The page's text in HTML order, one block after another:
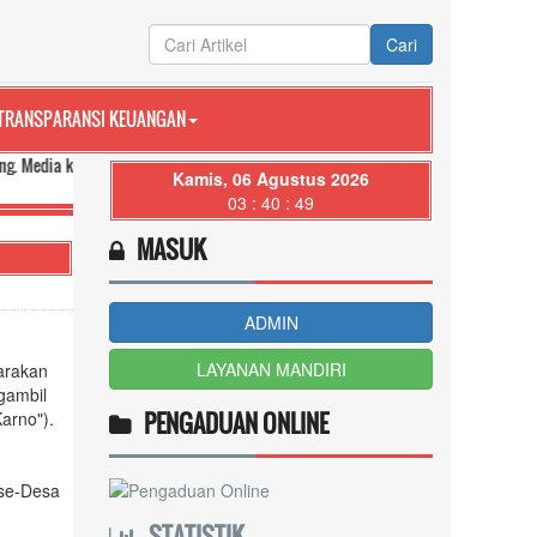
Cari
KEUANGAN
dan transparansi Pemerintah Desa Tegak untuk seluruh masyarakat.
Desa
Kamis, 06 Agustus 2026
03 : 40 : 50
MASUK
ADMIN
LAYANAN MANDIRI
PENGADUAN ONLINE